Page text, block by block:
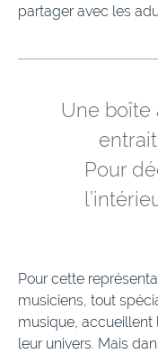
partager avec les
Une boîte
Pour
Pour cette
musiciens, tout
musique, accueillent
leur univers. Mais